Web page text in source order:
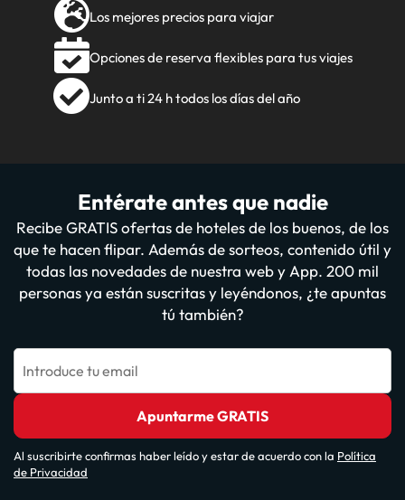
Los mejores precios para viajar
Opciones de reserva flexibles para tus viajes
Junto a ti 24 h todos los días del año
Entérate antes que nadie
Recibe GRATIS ofertas de hoteles de los buenos, de los
que te hacen flipar. Además de sorteos, contenido útil y
todas las novedades de nuestra web y App. 200 mil
personas ya están suscritas y leyéndonos, ¿te apuntas
tú también?
Introduce tu email
Apuntarme GRATIS
Al suscribirte confirmas haber leído y estar de acuerdo con la Política
de Privacidad